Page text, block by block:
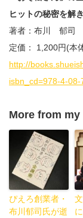
ヒットの秘密を解
著者：布川 郁司
定価： 1,200円(本
http://
isbn_cd=978-4-08-
More from my
ぴえろ創業者・
布川郁司氏が逝